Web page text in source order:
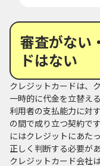
審査がない
ドはない
クレジットカードは、
一時的に代金を立替え
利用者の支払能力に対
の間で成り立つ契約で
にはクレジットにあた
正しく判断する必要があ
クレジットカード会社